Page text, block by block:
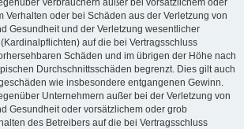
Verhalten oder bei Schäden aus der Verletzung von
Gesundheit und der Verletzung wesentlicher
auf die bei Vertragsschluss
Schäden und im übrigen der Höhe nach
Durchschnittsschäden begrenzt. Dies gilt auch
wie insbesondere entgangenen Gewinn.
Unternehmern außer bei der Verletzung von
Gesundheit oder vorsätzlichem oder grob
des Betreibers auf die bei Vertragsschluss